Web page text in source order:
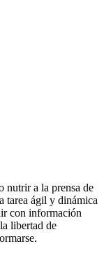
nutrir a la prensa de
tarea ágil y dinámica
con información
libertad de